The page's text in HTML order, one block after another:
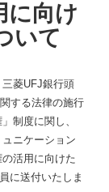
に向け
いて
菱UFJ銀行頭
する法律の施行
制度に関し、
ニケーション
活用に向けた
に送付いたしま